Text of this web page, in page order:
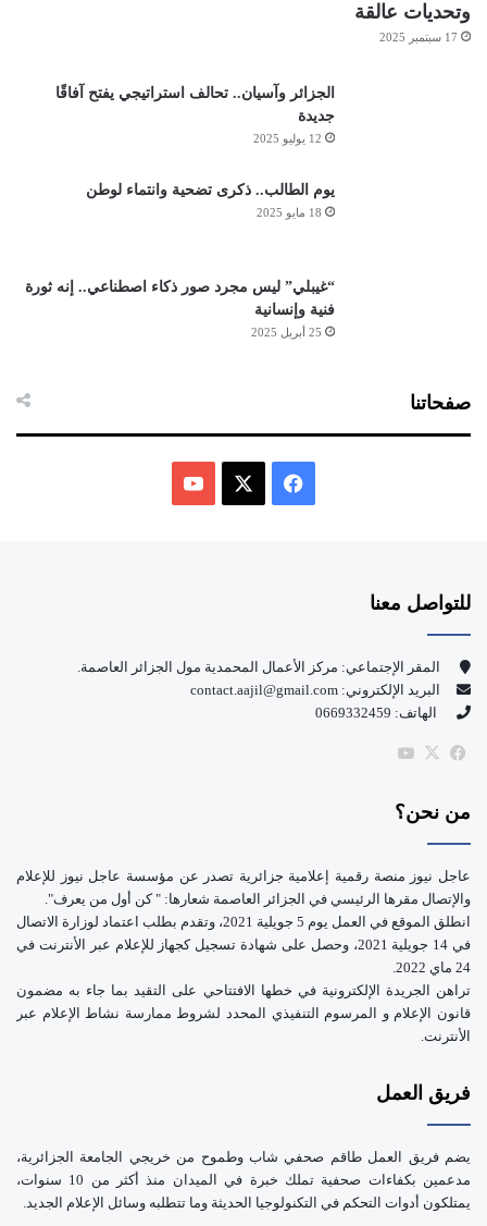
وتحديات عالقة
17 سبتمبر 2025
الجزائر وآسيان.. تحالف استراتيجي يفتح آفاقًا
جديدة
12 يوليو 2025
يوم الطالب.. ذكرى تضحية وانتماء لوطن
18 مايو 2025
“غيبلي” ليس مجرد صور ذكاء اصطناعي.. إنه ثورة
فنية وإنسانية
25 أبريل 2025
صفحاتنا
و
ك
للتواصل معنا
المقر الإجتماعي: مركز الأعمال المحمدية مول الجزائر العاصمة.
البريد الإلكتروني: contact.aajil@gmail.com
الهاتف: 0669332459
فيسبوك
‫X
من نحن؟
عاجل نيوز منصة رقمية إعلامية جزائرية تصدر عن مؤسسة عاجل نيوز للإعلام
والإتصال مقرها الرئيسي في الجزائر العاصمة شعارها: " كن أول من يعرف".
انطلق الموقع في العمل يوم 5 جويلية 2021، وتقدم بطلب اعتماد لوزارة الاتصال
في 14 جويلية 2021، وحصل على شهادة تسجيل كجهاز للإعلام عبر الأنترنت في
24 ماي 2022.
تراهن الجريدة الإلكترونية في خطها الافتتاحي على التقيد بما جاء به مضمون
قانون الإعلام و المرسوم التنفيذي المحدد لشروط ممارسة نشاط الإعلام عبر
الأنترنت.
فريق العمل
يضم فريق العمل طاقم صحفي شاب وطموح من خريجي الجامعة الجزائرية،
مدعمين بكفاءات صحفية تملك خبرة في الميدان منذ أكثر من 10 سنوات،
يمتلكون أدوات التحكم في التكنولوجيا الحديثة وما تتطلبه وسائل الإعلام الجديد.